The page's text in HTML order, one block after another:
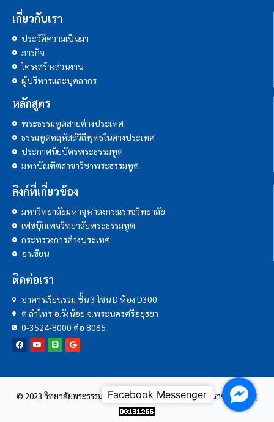
เกี่ยวกับเรา
ประวัติความเป็นมา
ภารกิจ
โครงสร้างส่วนงาน
ผู้บริหารและบุคลากร
หลักสูตร
พระธรรมทูตสายต่างประเทศ
ธรรมทูตคฤหัสถ์วิถีพุทธในต่างประเทศ
ประกาศนียบัตรพระธรรมทูต
มหาบัณฑิตสาขาวิชาพระธรรมทูต
ลิงก์ที่เกี่ยวข้อง
มหาวิทยาลัยมหาจุฬาลงกรณราชวิทยาลัย
เฟซบุ๊กเพจวิทยาลัยพระธรรมทูต
กระทรวงการต่างประเทศ
อาเซียน
ติดต่อเรา
อาคารเรียนรวม ชั้น 3 โซน D ห้อง D300
ต.ลำไทร อ.วังน้อย จ.พระนครศรีอยุธยา
0-3524-8000 ต่อ 8065
© 2023 วิทยาลัยพระธรรมทูต | มหาวิทยาลัยมหาจุฬาลงกรณราชวิทยาลัย |